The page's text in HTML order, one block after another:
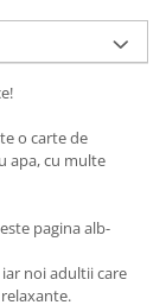
o carte de
apa, cu multe
pagina alb-
noi adultii care